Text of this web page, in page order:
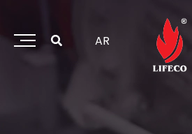
AR